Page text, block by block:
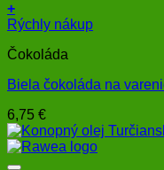
+
Rýchly nákup
Čokoláda
Biela čokoláda na
6,75 €